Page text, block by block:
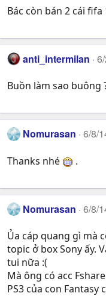
Bác còn bán 2 cái
anti_intermilan
Buồn làm sao buông
Nomurasan 6/8/
Thanks nhé .
Nomurasan 6/8/
Ủa cáp quang gì mà
topic ở box Sony ấy.
tui nữa :(
Mà ông có acc
PS3 của con Fantasy